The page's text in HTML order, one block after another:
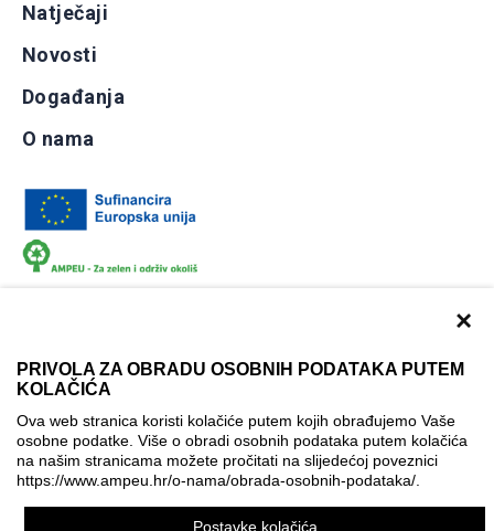
×
PRIVOLA ZA OBRADU OSOBNIH PODATAKA PUTEM
KOLAČIĆA
Ova web stranica koristi kolačiće putem kojih obrađujemo Vaše
osobne podatke. Više o obradi osobnih podataka putem kolačića
na našim stranicama možete pročitati na slijedećoj poveznici
https://www.ampeu.hr/o-nama/obrada-osobnih-podataka/
Postavke kolačića
Natječaji
Novosti
Događanja
O nama
Izjava o pristupačnosti
Politika korištenja kolačića
Postavke kolačića